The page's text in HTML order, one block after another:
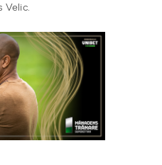
Velic.